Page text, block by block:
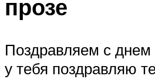
прозе
​Поздравляем с
у тебя ​поздравляю